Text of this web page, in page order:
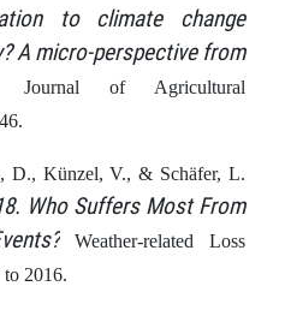
to climate change
A micro‐perspective from
Journal of Agricultural
D., Künzel, V., & Schäfer, L.
Who Suffers Most From
Weather-related Loss
2016.